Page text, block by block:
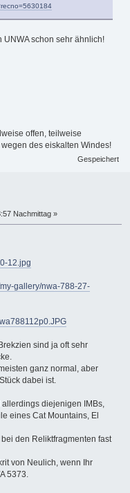
UNWA schon sehr ähnlich!
offen, teilweise
des eiskalten Windes!
Gespeichert
Nachmittag »
12.jpg
gallery/nwa-788-27-
sind ja oft sehr
ganz normal, aber
dabei ist.
diejenigen IMBs,
eines Cat Mountains, El
den Reliktfragmenten fast
von Neulich, wenn Ihr
5373.